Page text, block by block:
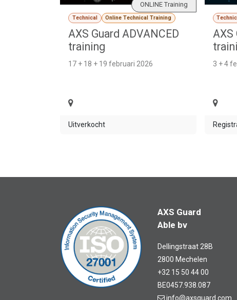
Technical Online Technical Training
AXS Guard ADVANCED
training
17 + 18 + 19 februari 2026
ONLINE Training
Uitverkocht
AXS
3 + 4
AXS Guard
Able bv
Dellingstraat 28B
2800 Mechelen
+32 15 50 44 00
BE0457.938.087
info@axsguard.com